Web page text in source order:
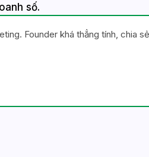
số.
Founder khá thẳng tính, chia